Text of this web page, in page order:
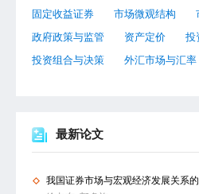
固定收益证券 市场微观结构
政府政策与监管
资产定价 投
投资组合与决策
外汇市场与汇率
最新论文
我国证券市场与宏观经济发展关系